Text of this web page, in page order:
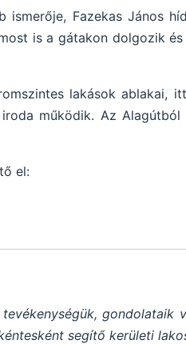
Fazekas János
is a gátakon dolgozik
lakások ablakai,
működik. Az
el:
gondolataik
segítő kerületi